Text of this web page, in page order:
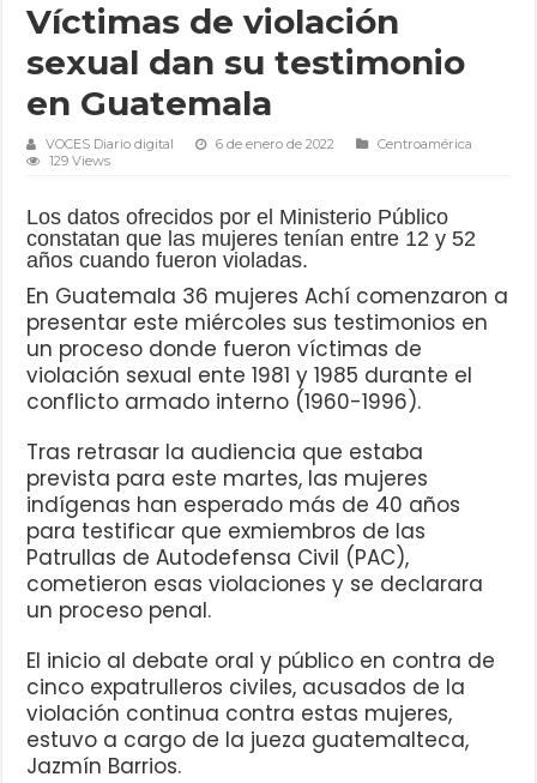
Víctimas de violación
sexual dan su testimonio
en Guatemala
VOCES Diario digital 6 de enero de 2022
Centroamérica
129 Views
Los datos ofrecidos por el Ministerio Público
constatan que las mujeres tenían entre 12 y 52
años cuando fueron violadas.
En Guatemala 36 mujeres Achí comenzaron a
presentar este miércoles sus testimonios en
un proceso donde fueron víctimas de
violación sexual ente 1981 y 1985 durante el
conflicto armado interno (1960-1996).
Tras retrasar la audiencia que estaba
prevista para este martes, las mujeres
indígenas han esperado más de 40 años
para testificar que exmiembros de las
Patrullas de Autodefensa Civil (PAC),
cometieron esas violaciones y se declarara
un proceso penal.
El inicio al debate oral y público en contra de
cinco expatrulleros civiles, acusados de la
violación continua contra estas mujeres,
estuvo a cargo de la jueza guatemalteca,
Jazmín Barrios.